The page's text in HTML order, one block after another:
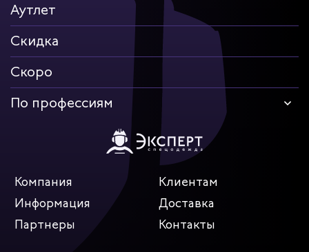
Аутлет
Скидка
Скоро
По профессиям
Компания
Клиентам
Информация
Доставка
Партнеры
Контакты